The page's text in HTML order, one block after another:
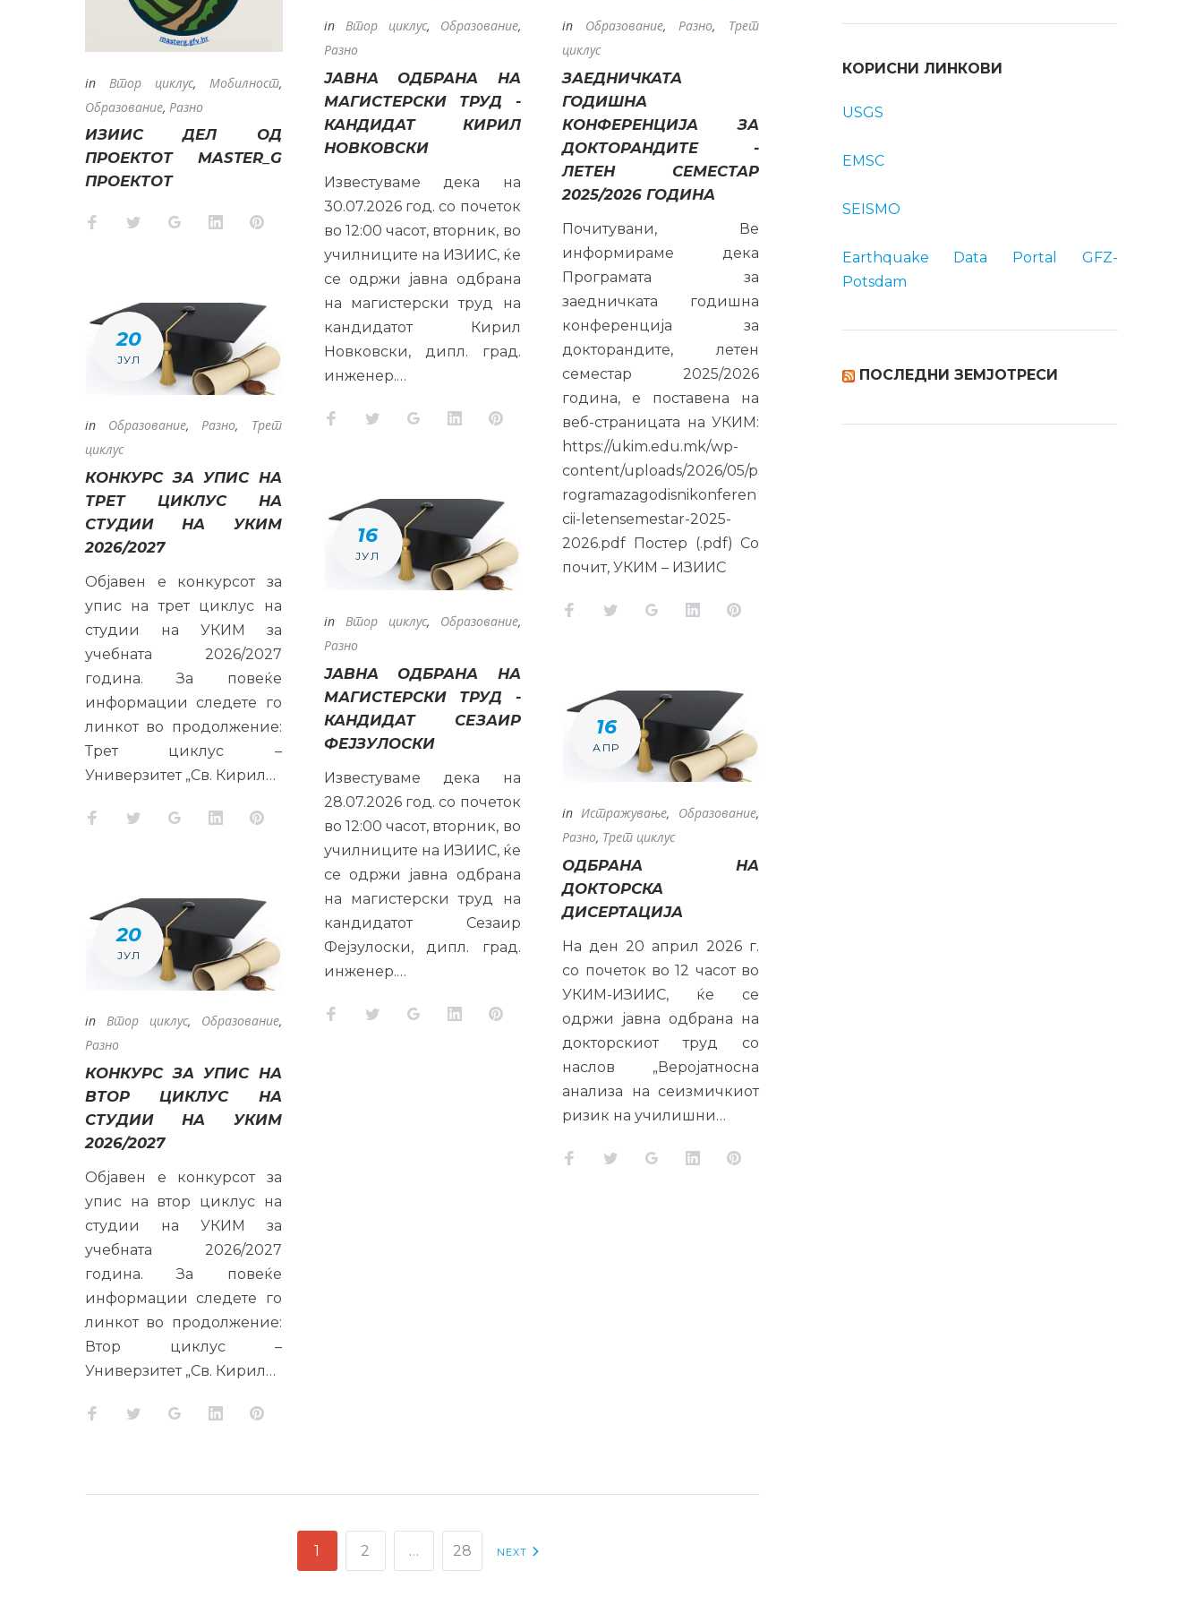
in Втор циклус, Мобилност,
Образование, Разно
ИЗИИС ДЕЛ ОД
ПРОЕКТОТ MASTER_G
ПРОЕКТОТ
Facebook
TwitterGoogle+LinkedInPinterest
20
ЈУЛ
in Образование, Разно, Трет
циклус
КОНКУРС ЗА УПИС НА
ТРЕТ ЦИКЛУС НА
СТУДИИ НА УКИМ
2026/2027
Објавен е конкурсот за
упис на трет циклус на
студии на УКИМ за
учебната 2026/2027
година. За повеќе
информации следете го
линкот во продолжение:
Трет циклус –
Универзитет „Св. Кирил…
Facebook
TwitterGoogle+LinkedInPinterest
20
ЈУЛ
in Втор циклус, Образование,
Разно
КОНКУРС ЗА УПИС НА
ВТОР ЦИКЛУС НА
СТУДИИ НА УКИМ
2026/2027
Објавен е конкурсот за
упис на втор циклус на
студии на УКИМ за
учебната 2026/2027
година. За повеќе
информации следете го
линкот во продолжение:
Втор циклус –
Универзитет „Св. Кирил…
Facebook
TwitterGoogle+LinkedInPinterest
in Втор циклус, Образование,
Разно
ЈАВНА ОДБРАНА НА
МАГИСТЕРСКИ ТРУД -
КАНДИДАТ КИРИЛ
НОВКОВСКИ
Известуваме дека на
30.07.2026 год. со почеток
во 12:00 часот, вторник, во
училниците на ИЗИИС, ќе
се одржи јавна одбрана
на магистерски труд на
кандидатот Кирил
Новковски, дипл. град.
инженер.…
Facebook
TwitterGoogle+LinkedInPinterest
16
ЈУЛ
in Втор циклус, Образование,
Разно
ЈАВНА ОДБРАНА НА
МАГИСТЕРСКИ ТРУД -
КАНДИДАТ СЕЗАИР
ФЕЈЗУЛОСКИ
Известуваме дека на
28.07.2026 год. со почеток
во 12:00 часот, вторник, во
училниците на ИЗИИС, ќе
се одржи јавна одбрана
на магистерски труд на
кандидатот Сезаир
Фејзулоски, дипл. град.
инженер.…
Facebook
TwitterGoogle+LinkedInPinterest
in Образование, Разно, Трет
циклус
ЗАЕДНИЧКАТА
ГОДИШНА
КОНФЕРЕНЦИЈА ЗА
ДОКТОРАНДИТЕ -
ЛЕТЕН СЕМЕСТАР
2025/2026 ГОДИНА
Почитувани, Ве
информираме дека
Програмата за
заедничката годишна
конференција за
докторандите, летен
семестар 2025/2026
година, е поставена на
веб-страницата на УКИМ:
https://ukim.edu.mk/wp-
content/uploads/2026/05/p
rogramazagodisnikonferen
cii-letensemestar-2025-
2026.pdf Постер (.pdf) Со
почит, УКИМ – ИЗИИС
Facebook
Twitter Google+LinkedInPinterest
16
АПР
in Истражување, Образование,
Разно, Трет циклус
ОДБРАНА НА
ДОКТОРСКА
ДИСЕРТАЦИЈА
На ден 20 април 2026 г.
со почеток во 12 часот во
УКИМ-ИЗИИС, ќе се
одржи јавна одбрана на
докторскиот труд со
наслов „Веројатносна
анализа на сеизмичкиот
ризик на училишни…
Facebook
Twitter Google+LinkedInPinterest
НАВИГАЦИЈА
1 2 … 28 NEXT
КОРИСНИ ЛИНКОВИ
USGS
EMSC
SEISMO
Earthquake Data Portal
GFZ-
Potsdam
ПОСЛЕДНИ ЗЕМЈОТРЕСИ